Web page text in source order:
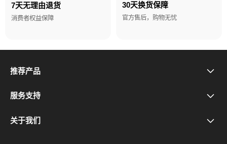
7天无理由退货
消费者权益保障
30天换货保障
官方售后，购物无忧
推荐产品
真我Neo8
真我GT8 Pro
服务支持
售后政策
关于我们